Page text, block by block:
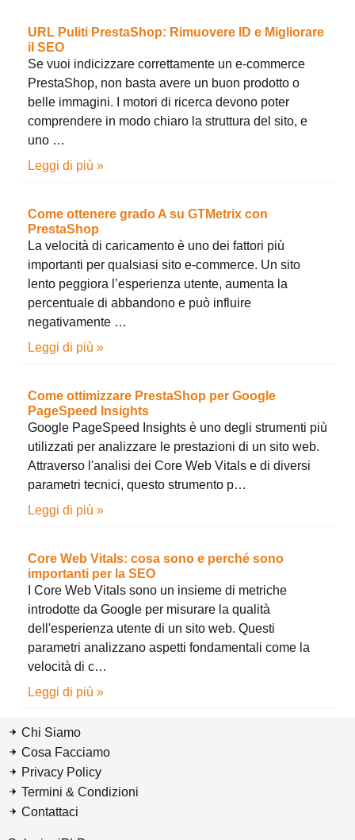
URL Puliti PrestaShop: Rimuovere ID e Migliorare
il SEO
Se vuoi indicizzare correttamente un e-commerce
PrestaShop, non basta avere un buon prodotto o
belle immagini. I motori di ricerca devono poter
comprendere in modo chiaro la struttura del sito, e
uno …
Leggi di più »
Come ottenere grado A su GTMetrix con
PrestaShop
La velocità di caricamento è uno dei fattori più
importanti per qualsiasi sito e-commerce. Un sito
lento peggiora l’esperienza utente, aumenta la
percentuale di abbandono e può influire
negativamente …
Leggi di più »
Come ottimizzare PrestaShop per Google
PageSpeed Insights
Google PageSpeed Insights è uno degli strumenti più
utilizzati per analizzare le prestazioni di un sito web.
Attraverso l'analisi dei Core Web Vitals e di diversi
parametri tecnici, questo strumento p…
Leggi di più »
Core Web Vitals: cosa sono e perché sono
importanti per la SEO
I Core Web Vitals sono un insieme di metriche
introdotte da Google per misurare la qualità
dell'esperienza utente di un sito web. Questi
parametri analizzano aspetti fondamentali come la
velocità di c…
Leggi di più »
Chi Siamo
Cosa Facciamo
Privacy Policy
Termini & Condizioni
Contattaci